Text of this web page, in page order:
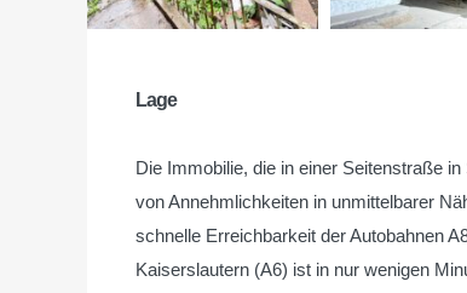
Lage
Die Immobilie, die in einer Seitenstraße
von Annehmlichkeiten in unmittelbarer
schnelle Erreichbarkeit der Autobahnen
Kaiserslautern (A6) ist in nur wenigen